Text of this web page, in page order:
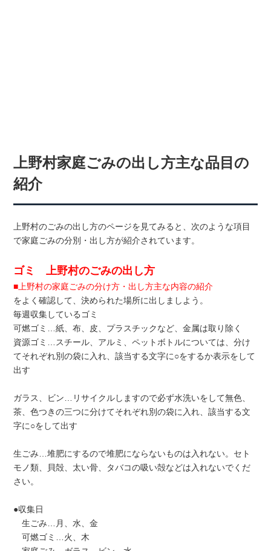
上野村家庭ごみの出し方主な品目の
紹介
上野村のごみの出し方のページを見てみると、次のような項目
で家庭ごみの分別・出し方が紹介されています。
ゴミ 上野村のごみの出し方
■上野村の家庭ごみの分け方・出し方主な内容の紹介
をよく確認して、決められた場所に出しましよう。
毎週収集しているゴミ
可燃ゴミ…紙、布、皮、プラスチックなど、金属は取り除く
資源ゴミ…スチール、アルミ、ペットボトルについては、分け
てそれぞれ別の袋に入れ、該当する文字に○をするか表示をして
出す
ガラス、ビン…リサイクルしますので必ず水洗いをして無色、
茶、色つきの三つに分けてそれぞれ別の袋に入れ、該当する文
字に○をして出す
生ごみ…堆肥にするので堆肥にならないものは入れない。セト
モノ類、貝殻、太い骨、タバコの吸い殻などは入れないでくだ
さい。
●収集日
生ごみ…月、水、金
可燃ゴミ…火、木